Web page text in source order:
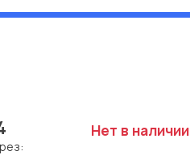
Нет в наличии